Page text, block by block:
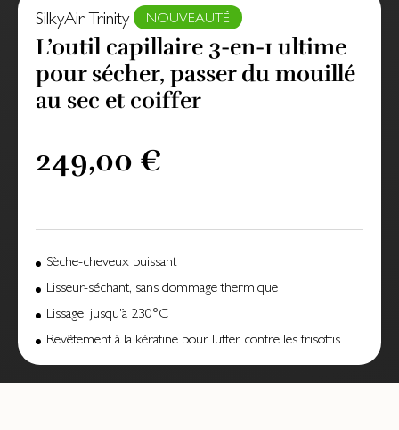
SilkyAir Trinity NOUVEAUTÉ
L’outil capillaire 3-en-1 ultime
pour sécher, passer du mouillé
au sec et coiffer
249,00 €
Sèche-cheveux puissant
Lisseur-séchant, sans dommage thermique
Lissage, jusqu'à 230°C
Revêtement à la kératine pour lutter contre les frisottis